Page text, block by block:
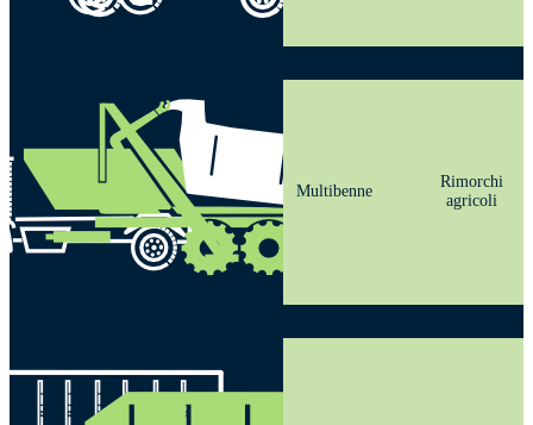
Multibenne
Rimorchi
agricoli